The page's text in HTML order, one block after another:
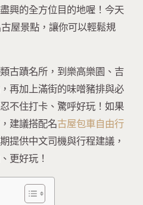
興的全方位目的地喔！今天
屋景點，讓你可以輕鬆規
古蹟名所，到樂高樂園、吉
再加上滿街的味噌豬排與必
不住打卡、驚呼好玩！如果
建議搭配名古屋包車自由行
提供中文司機與行程建議，
更好玩！